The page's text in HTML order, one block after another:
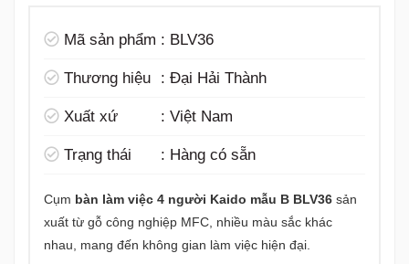
Mã sản phẩm : BLV36
Thương hiệu : Đại Hải Thành
Xuất xứ : Việt Nam
Trạng thái : Hàng có sẵn
Cụm bàn làm việc 4 người Kaido mẫu B BLV36 sản
xuất từ gỗ công nghiệp MFC, nhiều màu sắc khác
nhau, mang đến không gian làm việc hiện đại.